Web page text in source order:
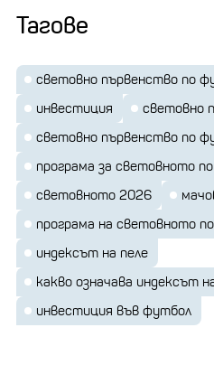
Тагове
световно първенство по
инвестиция
световно
световно първенство по
програма за световното
световното 2026
програма на световното
индексът на пеле
какво означава индексът
инвестиция във футбол